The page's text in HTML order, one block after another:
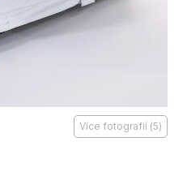
Více fotografií (5)